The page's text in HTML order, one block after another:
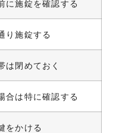
に施錠を確認する
り施錠する
は閉めておく
合は特に確認する
をかける